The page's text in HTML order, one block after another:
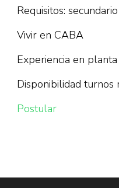
Requisitos:
Vivir en CABA
Experiencia en
Disponibilidad turnos
Postular